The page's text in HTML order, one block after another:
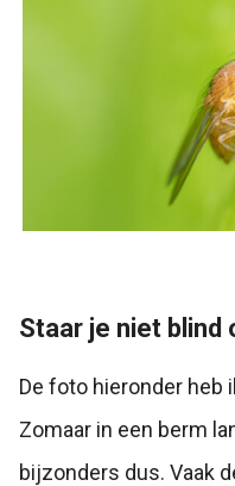
Staar je niet blind
De foto hieronder heb
Zomaar in een berm
bijzonders dus. Vaak